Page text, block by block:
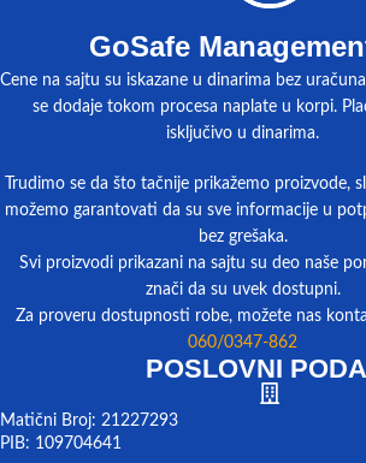
GoSafe
Cene na sajtu su iskazane u dinarima bez
se dodaje tokom procesa naplate u korpi.
isključivo u dinarima.
Trudimo se da što tačnije prikažemo proizvode,
možemo garantovati da su sve informacije u
bez grešaka.
Svi proizvodi prikazani na sajtu su deo naše
znači da su uvek dostupni.
Za proveru dostupnosti robe, možete nas
060/0347-862
POSLOVNI
Matični Broj: 21227293
PIB: 109704641